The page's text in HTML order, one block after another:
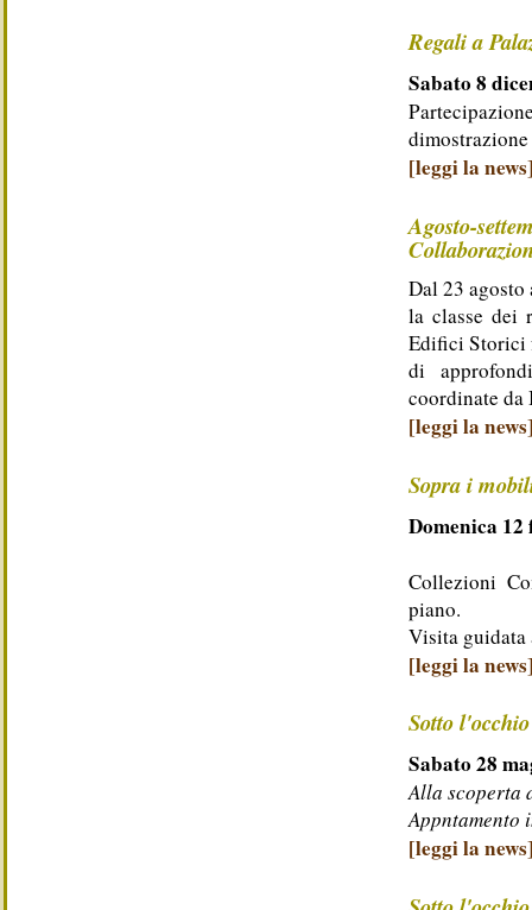
Regali a
Sabato 8
[leggi la
Agosto-
Dal 23 agosto
la classe dei
Edifici Storici
di
coordinate
[leggi la
Sopra i
Domenica
Collezioni
piano.
Visita guidata
[leggi la
Sotto
Sabato 28
Alla scoperta
Appntamento
[leggi la